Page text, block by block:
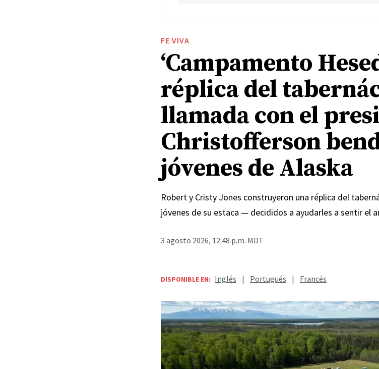
FE VIVA
‘Campamento
réplica del
llamada con el
Christofferson
jóvenes de Alaska
Robert y Cristy Jones construyeron una réplica del
jóvenes de su estaca — decididos a ayudarles a sentir el
3 agosto 2026, 12:48 p.m. MDT
DISPONIBLE EN: Inglés | Portugués | Francés